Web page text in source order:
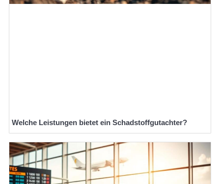
Welche Leistungen bietet ein Schadstoffgutachter?